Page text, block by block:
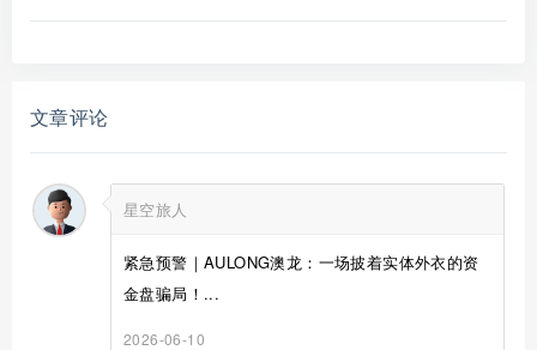
文章评论
星空旅人
紧急预警｜AULONG澳龙：一场披着实体外衣的资
金盘骗局！...
2026-06-10